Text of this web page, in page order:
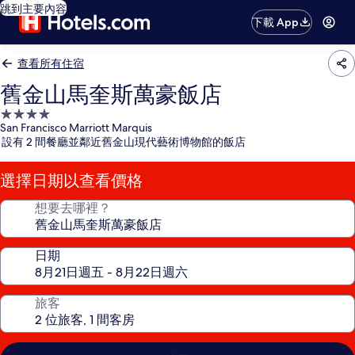
跳到主要內容
下載 App
查看所有住宿
舊金山馬奎斯萬豪飯店
4.0
星
級
住
宿
San Francisco Marriott Marquis
設有 2 間餐廳並鄰近舊金山現代藝術博物館的飯店
選擇日期以查看價格
想要去哪裡？
日期
旅客